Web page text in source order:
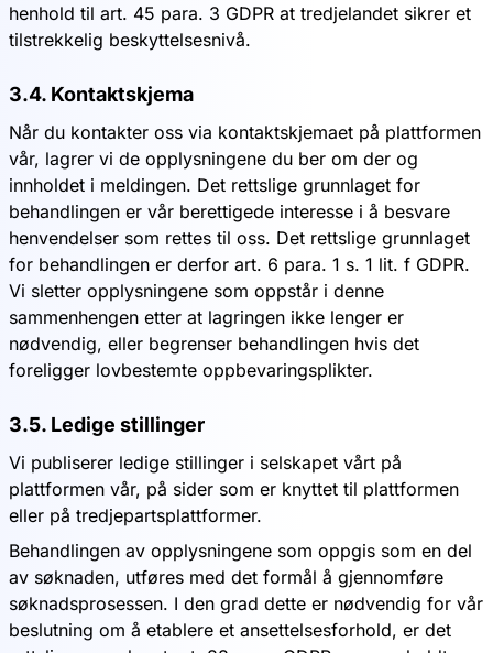
henhold til art. 45 para. 3 GDPR at tredjelandet sikrer et
tilstrekkelig beskyttelsesnivå.
3.4. Kontaktskjema
Når du kontakter oss via kontaktskjemaet på plattformen
vår, lagrer vi de opplysningene du ber om der og
innholdet i meldingen. Det rettslige grunnlaget for
behandlingen er vår berettigede interesse i å besvare
henvendelser som rettes til oss. Det rettslige grunnlaget
for behandlingen er derfor art. 6 para. 1 s. 1 lit. f GDPR.
Vi sletter opplysningene som oppstår i denne
sammenhengen etter at lagringen ikke lenger er
nødvendig, eller begrenser behandlingen hvis det
foreligger lovbestemte oppbevaringsplikter.
3.5. Ledige stillinger
Vi publiserer ledige stillinger i selskapet vårt på
plattformen vår, på sider som er knyttet til plattformen
eller på tredjepartsplattformer.
Behandlingen av opplysningene som oppgis som en del
av søknaden, utføres med det formål å gjennomføre
søknadsprosessen. I den grad dette er nødvendig for vår
beslutning om å etablere et ansettelsesforhold, er det